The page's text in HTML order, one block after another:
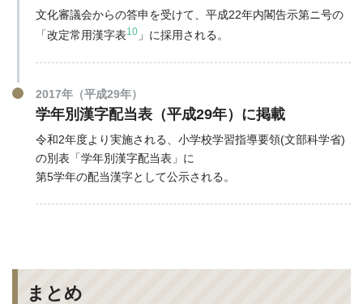
文化審議会からの答申を受けて、平成22年内閣告示第ニ号の
「改定常用漢字表10」に採用される。
2017年（平成29年）
学年別漢字配当表（平成29年）に掲載
令和2年度より実施される、小学校学習指導要領(文部科学省)
の別表「学年別漢字配当表」に
第5学年の配当漢字として公示される。
まとめ